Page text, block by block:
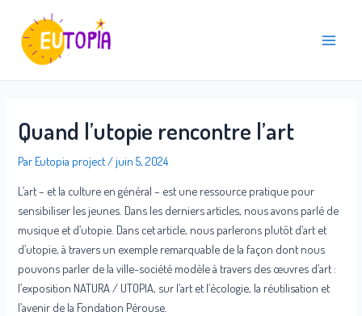
contenu
Menu
Quand l’utopie rencontre l’art
Par Eutopia project/juin 5, 2024
L’art – et la culture en général – est une ressource pratique pour
sensibiliser les jeunes. Dans les derniers articles, nous avons parlé de
musique et d’utopie. Dans cet article, nous parlerons plutôt d’art et
d’utopie, à travers un exemple remarquable de la façon dont nous
pouvons parler de la ville-société modèle à travers des œuvres d’art :
l’exposition NATURA / UTOPIA, sur l’art et l’écologie, la réutilisation et
l’avenir de la Fondation Pérouse.
articles